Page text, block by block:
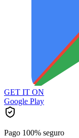
GET IT ON
Google Play
Pago 100% seguro